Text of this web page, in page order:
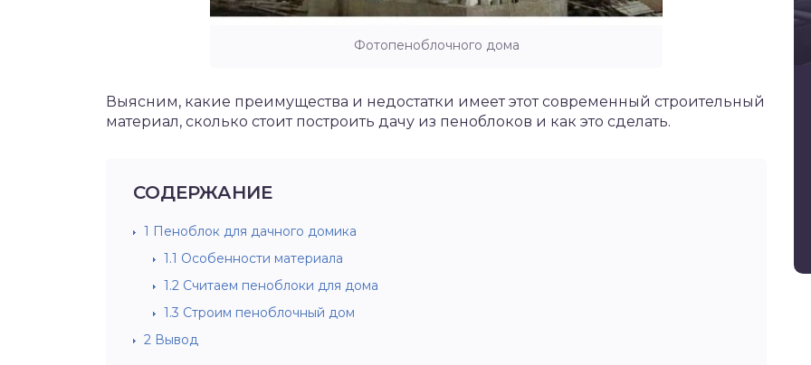
Фотопеноблочного дома
Выясним, какие преимущества и недостатки имеет этот современный строительный
материал, сколько стоит построить дачу из пеноблоков и как это сделать.
СОДЕРЖАНИЕ
1 Пеноблок для дачного домика
1.1 Особенности материала
1.2 Считаем пеноблоки для дома
1.3 Строим пеноблочный дом
2 Вывод